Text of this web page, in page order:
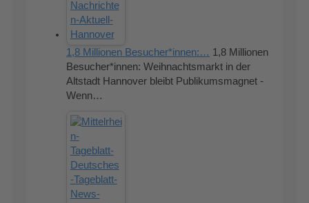
1,8 Millionen Besucher*innen:… 1,8 Millionen
Besucher*innen: Weihnachtsmarkt in der
Altstadt Hannover bleibt Publikumsmagnet -
Wenn…